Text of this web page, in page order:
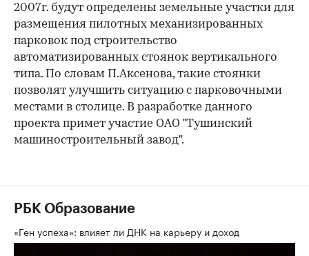
2007г. будут определены земельные участки для
размещения пилотных механизированных
парковок под строительство
автоматизированных стоянок вертикального
типа. По словам П.Аксенова, такие стоянки
позволят улучшить ситуацию с парковочными
местами в столице. В разработке данного
проекта примет участие ОАО "Тушинский
машиностроительный завод".
РБК Образование
«Ген успеха»: влияет ли ДНК на карьеру и доход